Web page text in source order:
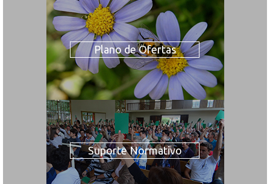
Plano de Ofertas
Suporte Normativo